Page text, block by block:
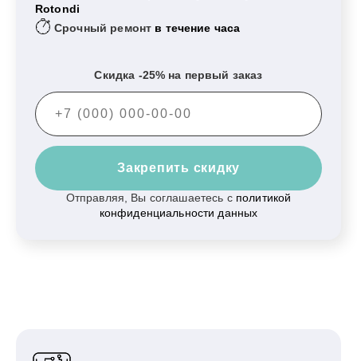
Rotondi
Срочный ремонт в течение часа
Скидка -25% на первый заказ
Закрепить скидку
Отправляя, Вы соглашаетесь с политикой
конфиденциальности данных